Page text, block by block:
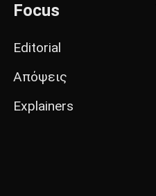
Focus
Editorial
Απόψεις
Explainers